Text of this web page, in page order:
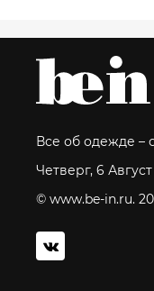
Все об одежде –
Четверг, 6 Август
© www.be-in.ru.